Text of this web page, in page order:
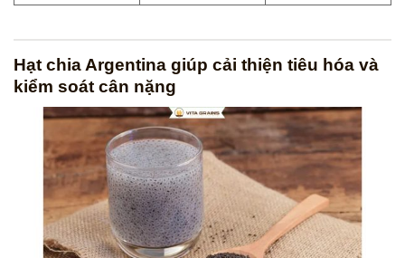
Hạt chia Argentina giúp cải thiện tiêu hóa và
kiểm soát cân nặng